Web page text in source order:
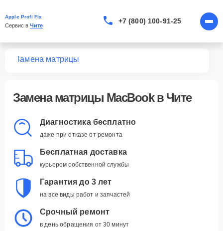
Apple Profi Fix
Сервис в Чите
+7 (800) 100-91-25
Замена матрицы
Замена матрицы MacBook в Чите
Диагностика бесплатно
даже при отказе от ремонта
Бесплатная доставка
курьером собственной службы
Гарантия до 3 лет
на все виды работ и запчастей
Срочный ремонт
в день обращения от 30 минут